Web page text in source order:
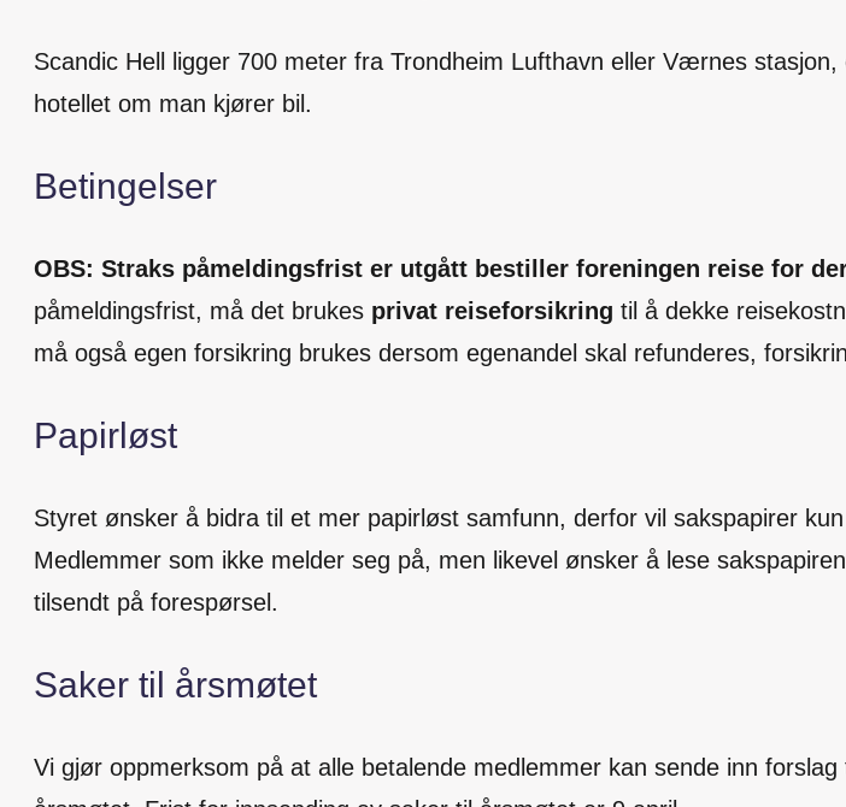
Scandic Hell ligger 700 meter fra Trondheim Lufthavn eller Værnes
hotellet om man kjører bil.
Betingelser
OBS: Straks påmeldingsfrist er utgått bestiller foreningen reise for
påmeldingsfrist, må det brukes privat reiseforsikring til å dekke
må også egen forsikring brukes dersom egenandel skal refunderes,
Papirløst
Styret ønsker å bidra til et mer papirløst samfunn, derfor vil sakspapirer
Medlemmer som ikke melder seg på, men likevel ønsker å lese
tilsendt på forespørsel.
Saker til årsmøtet
Vi gjør oppmerksom på at alle betalende medlemmer kan sende inn